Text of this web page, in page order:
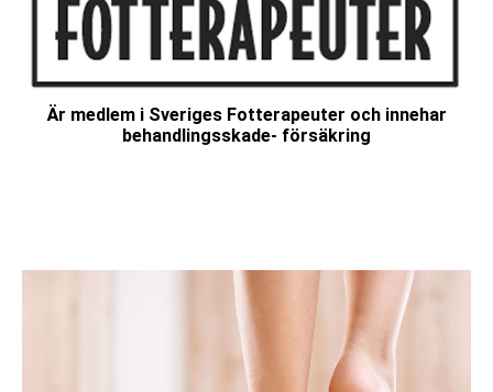
Är medlem i Sveriges Fotterapeuter och innehar
behandlingsskade- försäkring